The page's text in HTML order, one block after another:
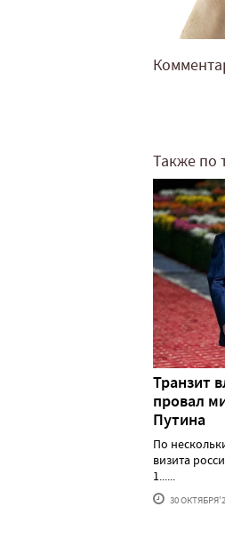
Также по
Транзит
провал
Путина
По
визита
1......
30